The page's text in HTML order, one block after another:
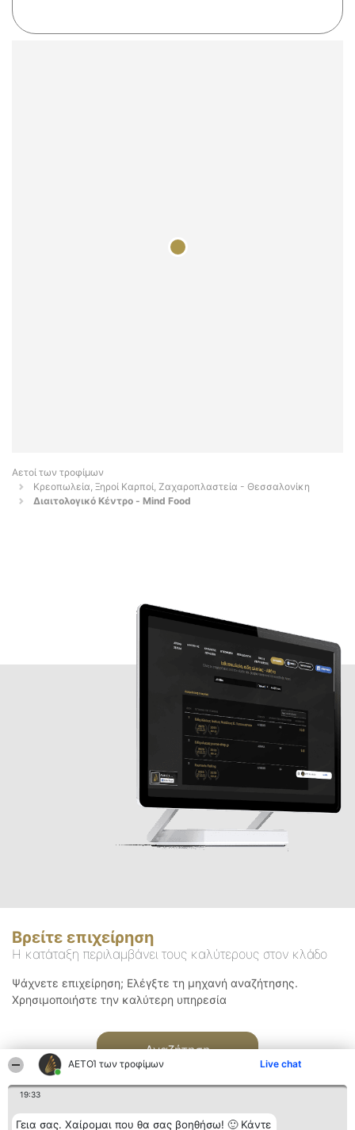
ΑΕΤΟΊ των τροφίμων Live chat
19:33
Γεια σας. Χαίρομαι που θα σας βοηθήσω! 🙂 Κάντε
Αετοί των τροφίμων
Κρεοπωλεία, Ξηροί Καρποί, Ζαχαροπλαστεία - Θεσσαλονίκη
Διαιτολογικό Κέντρο - Mind Food
Βρείτε επιχείρηση
Η κατάταξη περιλαμβάνει τους καλύτερους στον κλάδο
Ψάχνετε επιχείρηση; Ελέγξτε τη μηχανή αναζήτησης.
Χρησιμοποιήστε την καλύτερη υπηρεσία
Αναζήτηση